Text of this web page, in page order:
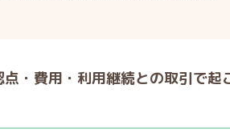
・費用・利用継続との取引で起